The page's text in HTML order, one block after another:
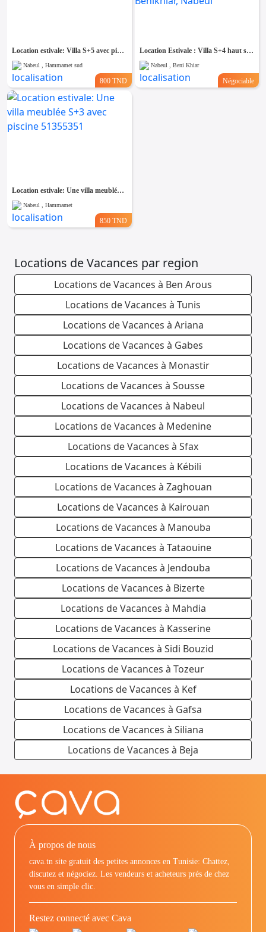
Location estivale: Villa S+5 avec piscine à louer 51355351
Nabeul , Hammamet sud
800 TND
Location Estivale : Villa S+4 haut standing avec piscine située à Jinene Benikhiar, Nabeul
Nabeul , Beni Khiar
Négociable
Location estivale: Une villa meublée S+3 avec piscine 51355351
Nabeul , Hammamet
850 TND
Locations de Vacances par region
Locations de Vacances à Ben Arous
Locations de Vacances à Tunis
Locations de Vacances à Ariana
Locations de Vacances à Gabes
Locations de Vacances à Monastir
Locations de Vacances à Sousse
Locations de Vacances à Nabeul
Locations de Vacances à Medenine
Locations de Vacances à Sfax
Locations de Vacances à Kébili
Locations de Vacances à Zaghouan
Locations de Vacances à Kairouan
Locations de Vacances à Manouba
Locations de Vacances à Tataouine
Locations de Vacances à Jendouba
Locations de Vacances à Bizerte
Locations de Vacances à Mahdia
Locations de Vacances à Kasserine
Locations de Vacances à Sidi Bouzid
Locations de Vacances à Tozeur
Locations de Vacances à Kef
Locations de Vacances à Gafsa
Locations de Vacances à Siliana
Locations de Vacances à Beja
À propos de nous
cava.tn site gratuit des petites annonces en Tunisie: Chattez,
discutez et négociez. Les vendeurs et acheteurs prés de chez
vous en simple clic.
Restez connecté avec Cava